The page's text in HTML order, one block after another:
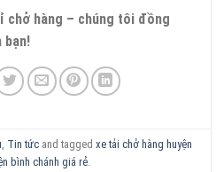
chở hàng – chúng tôi đồng
bạn!
Tin tức and taggedxe tải chở hàng huyện
bình chánh giá rẻ